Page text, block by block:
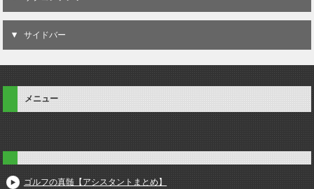
サイドバー
メニュー
ゴルフの真髄【アシスタントまとめ】